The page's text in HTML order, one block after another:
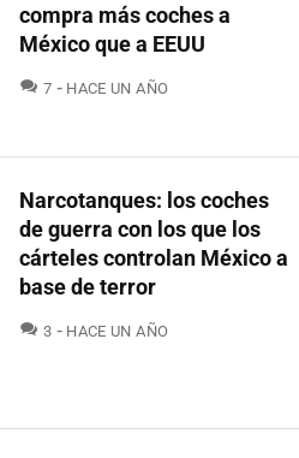
compra más coches a
México que a EEUU
7 COMENTARIOS
HACE UN AÑO
Narcotanques: los coches
de guerra con los que los
cárteles controlan México a
base de terror
3 COMENTARIOS
HACE UN AÑO